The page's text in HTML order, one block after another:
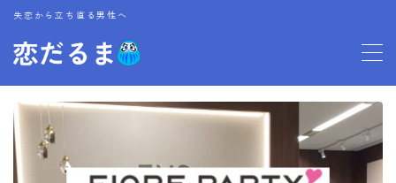
失恋から立ち直る男性へ
MENU
プロフィール
お問い合わせ